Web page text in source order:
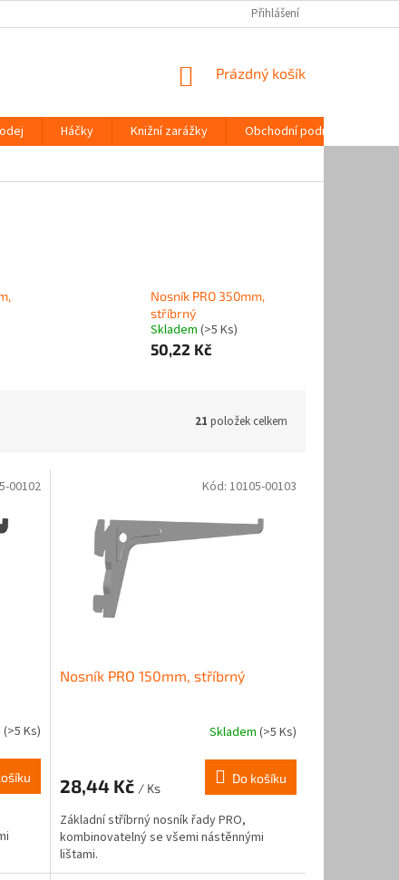
| ORIGINÁLNÍ REGÁLOVÉ SYSTÉMY | AAA ŽELEZÁŘSTVÍ
Přihlášení
NÁKUPNÍ
Prázdný košík
Háčky Knižní zarážky Obchodní podmínky
Nosník PRO 350mm,
stříbrný
Skladem (>5 Ks)
50,22 Kč
21 položek celkem
(>5 Ks)
00102
Nosník PRO 150mm, stříbrný
Skladem (>5 Ks)
28,44 Kč / Ks
Do košíku
Základní stříbrný nosník řady PRO,
kombinovatelný se všemi nástěnnými
lištami.
Kód: 10105-00103